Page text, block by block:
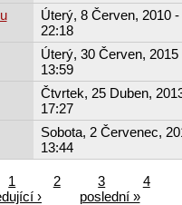
Úterý, 8 Červen, 2010 -
22:18
Úterý, 30 Červen, 2015
13:59
Čtvrtek, 25 Duben,
17:27
Sobota, 2 Červenec,
13:44
1 2 3
4
›
poslední »